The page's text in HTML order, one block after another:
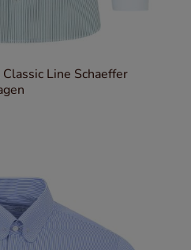
Line Schaeffer